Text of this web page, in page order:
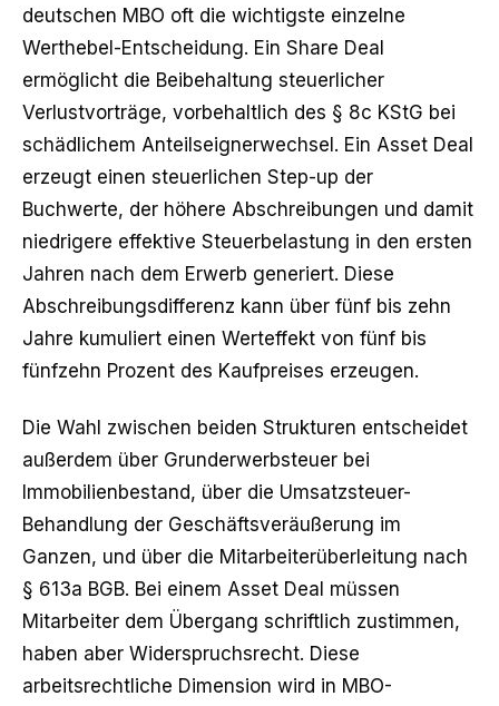
deutschen MBO oft die wichtigste einzelne
Werthebel-Entscheidung. Ein Share Deal
ermöglicht die Beibehaltung steuerlicher
Verlustvorträge, vorbehaltlich des § 8c KStG bei
schädlichem Anteilseignerwechsel. Ein Asset Deal
erzeugt einen steuerlichen Step-up der
Buchwerte, der höhere Abschreibungen und damit
niedrigere effektive Steuerbelastung in den ersten
Jahren nach dem Erwerb generiert. Diese
Abschreibungsdifferenz kann über fünf bis zehn
Jahre kumuliert einen Werteffekt von fünf bis
fünfzehn Prozent des Kaufpreises erzeugen.
Die Wahl zwischen beiden Strukturen entscheidet
außerdem über Grunderwerbsteuer bei
Immobilienbestand, über die Umsatzsteuer-
Behandlung der Geschäftsveräußerung im
Ganzen, und über die Mitarbeiterüberleitung nach
§ 613a BGB. Bei einem Asset Deal müssen
Mitarbeiter dem Übergang schriftlich zustimmen,
haben aber Widerspruchsrecht. Diese
arbeitsrechtliche Dimension wird in MBO-